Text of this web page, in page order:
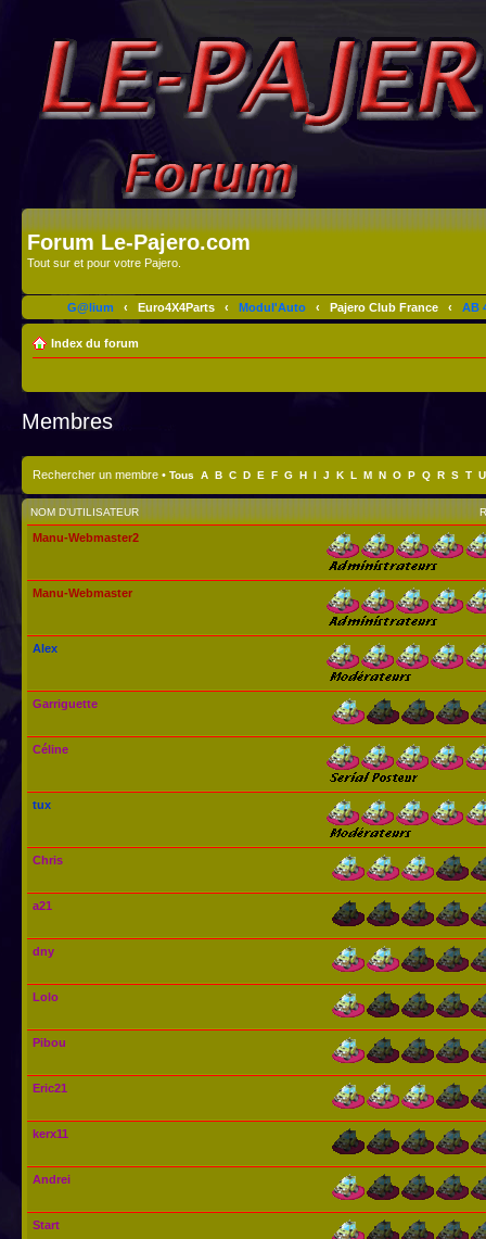
Forum Le-Pajero.com
Tout sur et pour votre Pajero.
G@lium ‹ Euro4X4Parts ‹ Modul'Auto ‹ Pajero Club France ‹ AB
Index du forum
Membres
Rechercher un membre • Tous A B C D E F G H I J K L M N O P Q R S T U
NOM D’UTILISATEUR
Manu-Webmaster2
Manu-Webmaster
Alex
Garriguette
Céline
tux
Chris
a21
dny
Lolo
Pibou
Eric21
kerx11
Andrei
Start